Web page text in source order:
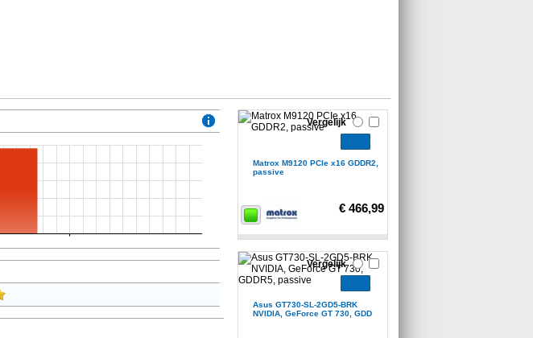
Matrox M9120 PCIe x16 GDDR2,
passive
€ 466,99
Vergelijk
Asus GT730-SL-2GD5-BRK
NVIDIA, GeForce GT 730, GDD
Vergelijk